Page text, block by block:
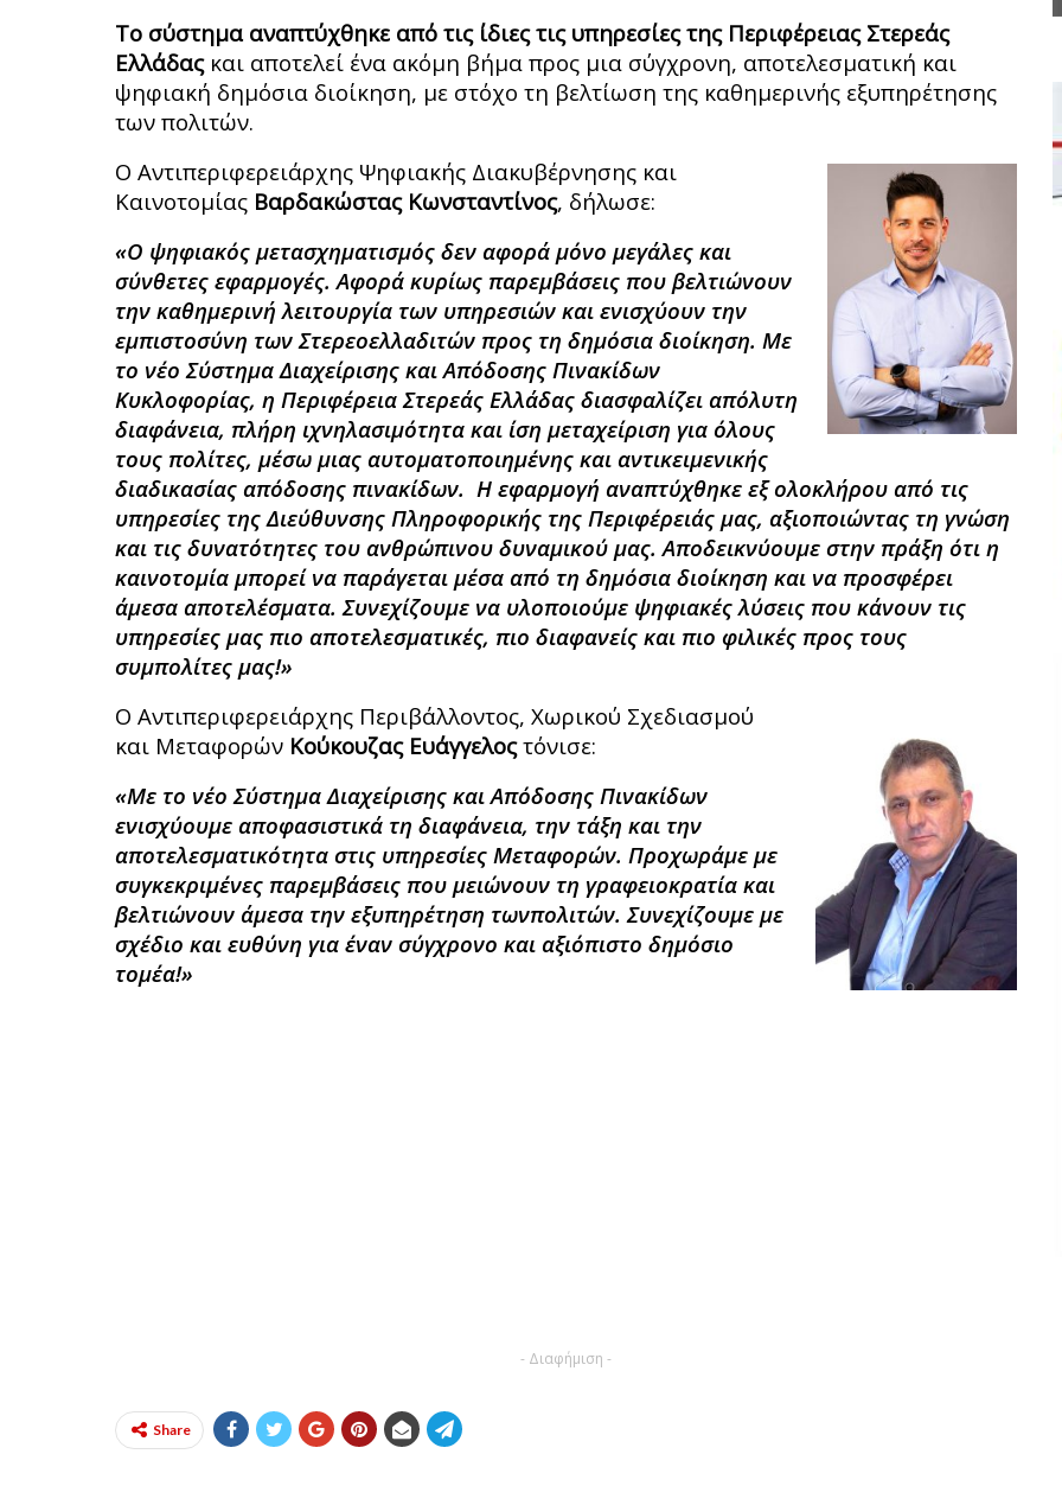
Το σύστημα αναπτύχθηκε από τις ίδιες τις υπηρεσίες της Περιφέρειας Στερεάς
Ελλάδαςκαι αποτελεί ένα ακόμη βήμα προς μια σύγχρονη, αποτελεσματική και
ψηφιακή δημόσια διοίκηση, με στόχο τη βελτίωση της καθημερινής εξυπηρέτησης
των πολιτών.
Ο Αντιπεριφερειάρχης Ψηφιακής Διακυβέρνησης και
Καινοτομίας Βαρδακώστας Κωνσταντίνος, δήλωσε:
«Ο ψηφιακός μετασχηματισμός δεν αφορά μόνο μεγάλες και
σύνθετες εφαρμογές. Αφορά κυρίως παρεμβάσεις που βελτιώνουν
την καθημερινή λειτουργία των υπηρεσιών και ενισχύουν την
εμπιστοσύνη των Στερεοελλαδιτών προς τη δημόσια διοίκηση. Με
το νέο Σύστημα Διαχείρισης και Απόδοσης Πινακίδων
Κυκλοφορίας, η Περιφέρεια Στερεάς Ελλάδας διασφαλίζει απόλυτη
διαφάνεια, πλήρη ιχνηλασιμότητα και ίση μεταχείριση για όλους
τους πολίτες, μέσω μιας αυτοματοποιημένης και αντικειμενικής
διαδικασίας απόδοσης πινακίδων. Η εφαρμογή αναπτύχθηκε εξ ολοκλήρου από τις
υπηρεσίες της Διεύθυνσης Πληροφορικής της Περιφέρειάς μας, αξιοποιώντας τη γνώση
και τις δυνατότητες του ανθρώπινου δυναμικού μας. Αποδεικνύουμε στην πράξη ότι η
καινοτομία μπορεί να παράγεται μέσα από τη δημόσια διοίκηση και να προσφέρει
άμεσα αποτελέσματα. Συνεχίζουμε να υλοποιούμε ψηφιακές λύσεις που κάνουν τις
υπηρεσίες μας πιο αποτελεσματικές, πιο διαφανείς και πιο φιλικές προς τους
συμπολίτες μας!»
Ο Αντιπεριφερειάρχης Περιβάλλοντος, Χωρικού Σχεδιασμού
και Μεταφορών Κούκουζας Ευάγγελοςτόνισε:
«Με το νέο Σύστημα Διαχείρισης και Απόδοσης Πινακίδων
ενισχύουμε αποφασιστικά τη διαφάνεια, την τάξη και την
αποτελεσματικότητα στις υπηρεσίες Μεταφορών. Προχωράμε με
συγκεκριμένες παρεμβάσεις που μειώνουν τη γραφειοκρατία και
βελτιώνουν άμεσα την εξυπηρέτηση τωνπολιτών. Συνεχίζουμε με
σχέδιο και ευθύνη για έναν σύγχρονο και αξιόπιστο δημόσιο
τομέα!»
- Διαφήμιση -
Share